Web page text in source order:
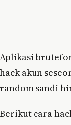
Aplikasi
hack akun
random sandi
Berikut cara